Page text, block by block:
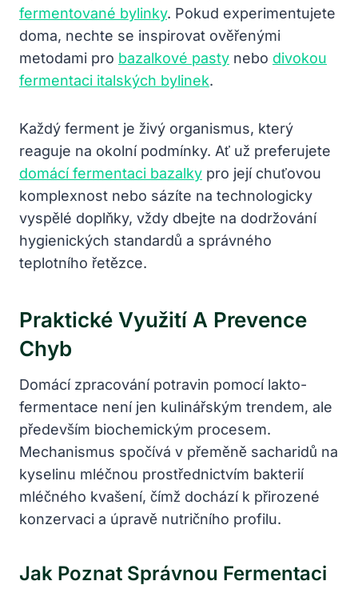
fermentované bylinky. Pokud experimentujete
doma, nechte se inspirovat ověřenými
metodami pro bazalkové pasty nebo divokou
fermentaci italských bylinek.
Každý ferment je živý organismus, který
reaguje na okolní podmínky. Ať už preferujete
domácí fermentaci bazalky pro její chuťovou
komplexnost nebo sázíte na technologicky
vyspělé doplňky, vždy dbejte na dodržování
hygienických standardů a správného
teplotního řetězce.
Praktické Využití A Prevence
Chyb
Domácí zpracování potravin pomocí lakto-
fermentace není jen kulinářským trendem, ale
především biochemickým procesem.
Mechanismus spočívá v přeměně sacharidů na
kyselinu mléčnou prostřednictvím bakterií
mléčného kvašení, čímž dochází k přirozené
konzervaci a úpravě nutričního profilu.
Jak Poznat Správnou Fermentaci